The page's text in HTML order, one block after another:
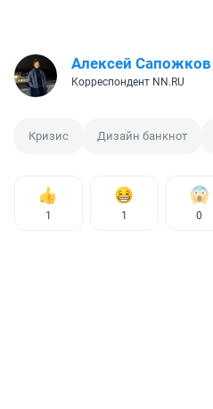
Алексей Сапожков
Корреспондент NN.RU
Кризис Дизайн банкнот
1 1 0